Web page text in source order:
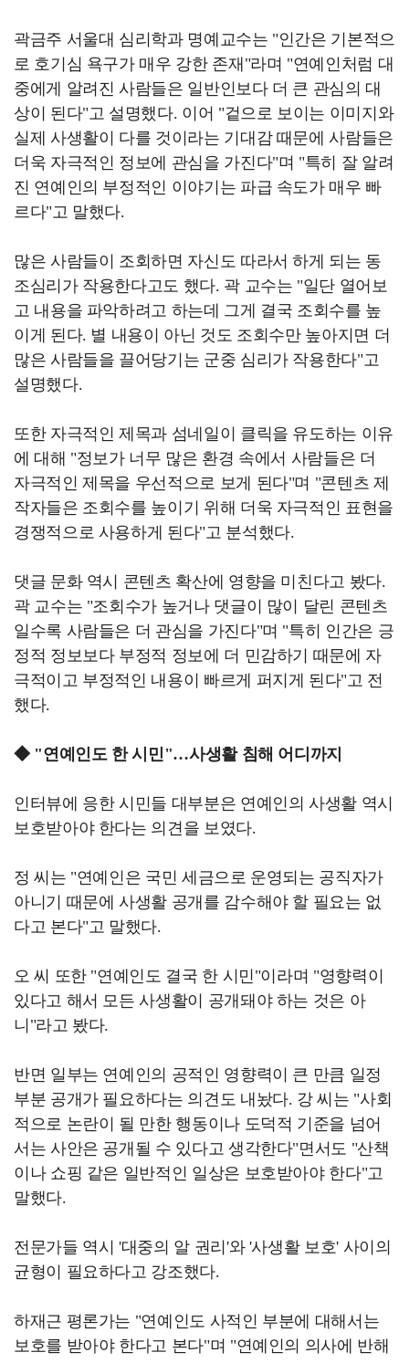
곽금주 서울대 심리학과 명예교수는 "인간은 기본적으
로 호기심 욕구가 매우 강한 존재"라며 "연예인처럼 대
중에게 알려진 사람들은 일반인보다 더 큰 관심의 대
상이 된다"고 설명했다. 이어 "겉으로 보이는 이미지와
실제 사생활이 다를 것이라는 기대감 때문에 사람들은
더욱 자극적인 정보에 관심을 가진다"며 "특히 잘 알려
진 연예인의 부정적인 이야기는 파급 속도가 매우 빠
르다"고 말했다.
많은 사람들이 조회하면 자신도 따라서 하게 되는 동
조심리가 작용한다고도 했다. 곽 교수는 "일단 열어보
고 내용을 파악하려고 하는데 그게 결국 조회수를 높
이게 된다. 별 내용이 아닌 것도 조회수만 높아지면 더
많은 사람들을 끌어당기는 군중 심리가 작용한다"고
설명했다.
또한 자극적인 제목과 섬네일이 클릭을 유도하는 이유
에 대해 "정보가 너무 많은 환경 속에서 사람들은 더
자극적인 제목을 우선적으로 보게 된다"며 "콘텐츠 제
작자들은 조회수를 높이기 위해 더욱 자극적인 표현을
경쟁적으로 사용하게 된다"고 분석했다.
댓글 문화 역시 콘텐츠 확산에 영향을 미친다고 봤다.
곽 교수는 "조회수가 높거나 댓글이 많이 달린 콘텐츠
일수록 사람들은 더 관심을 가진다"며 "특히 인간은 긍
정적 정보보다 부정적 정보에 더 민감하기 때문에 자
극적이고 부정적인 내용이 빠르게 퍼지게 된다"고 전
했다.
◆ "연예인도 한 시민"…사생활 침해 어디까지
인터뷰에 응한 시민들 대부분은 연예인의 사생활 역시
보호받아야 한다는 의견을 보였다.
정 씨는 "연예인은 국민 세금으로 운영되는 공직자가
아니기 때문에 사생활 공개를 감수해야 할 필요는 없
다고 본다"고 말했다.
오 씨 또한 "연예인도 결국 한 시민"이라며 "영향력이
있다고 해서 모든 사생활이 공개돼야 하는 것은 아
니"라고 봤다.
반면 일부는 연예인의 공적인 영향력이 큰 만큼 일정
부분 공개가 필요하다는 의견도 내놨다. 강 씨는 "사회
적으로 논란이 될 만한 행동이나 도덕적 기준을 넘어
서는 사안은 공개될 수 있다고 생각한다"면서도 "산책
이나 쇼핑 같은 일반적인 일상은 보호받아야 한다"고
말했다.
전문가들 역시 '대중의 알 권리'와 '사생활 보호' 사이의
균형이 필요하다고 강조했다.
하재근 평론가는 "연예인도 사적인 부분에 대해서는
보호를 받아야 한다고 본다"며 "연예인의 의사에 반해